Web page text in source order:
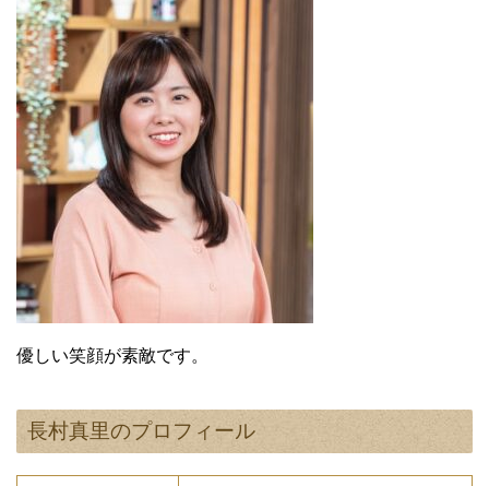
優しい笑顔が素敵です。
長村真里のプロフィール